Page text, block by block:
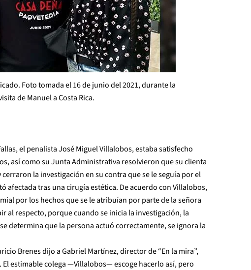
Foto tomada el 16 de junio del 2021, durante la
de Manuel a Costa Rica.
el penalista José Miguel Villalobos, estaba satisfecho
así como su Junta Administrativa resolvieron que su clienta
la investigación en su contra que se le seguía por el
afectada tras una cirugía estética. De acuerdo con Villalobos,
por los hechos que se le atribuían por parte de la señora
al respecto, porque cuando se inicia la investigación, la
determina que la persona actuó correctamente, se ignora la
Brenes dijo a Gabriel Martínez, director de “En la mira”,
estimable colega —Villalobos— escoge hacerlo así, pero